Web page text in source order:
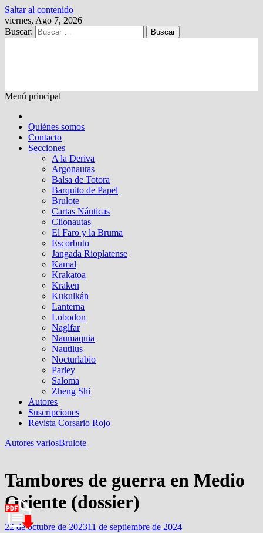
Saltar al contenido
viernes, Ago 7, 2026
Buscar:
Menú principal
Quiénes somos
Contacto
Secciones
A la Deriva
Argonautas
Balsa de Totora
Barquito de Papel
Brulote
Cartas Náuticas
Clionautas
El Faro y la Bruma
Escorbuto
Jangada Rioplatense
Kamal
Krakatoa
Kraken
Kukulkán
Lanterna
Lobodon
Naglfar
Naumaquia
Nautilus
Nocturlabio
Parley
Saloma
Zheng Shi
Autores
Suscripciones
Revista Corsario Rojo
Autores variosBrulote
Tambores de guerra en Medio
Oriente (dossier)
22 de octubre de 202311 de septiembre de 2024